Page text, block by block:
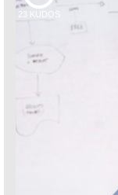
23 KUDOS